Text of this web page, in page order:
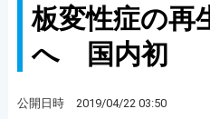
板変性症の再
へ 国内初
公開日時 2019/04/22 03:50